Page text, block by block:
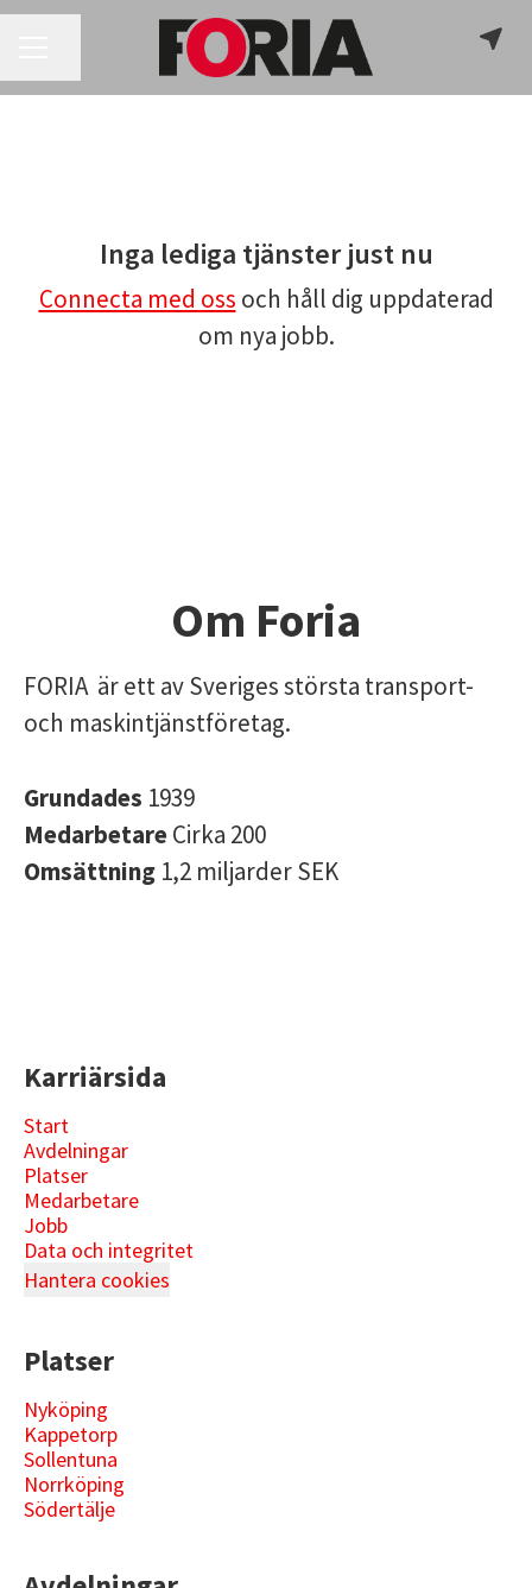
Inga lediga tjänster just nu
Connecta med oss och håll dig uppdaterad
om nya jobb.
Om Foria
FORIA är ett av Sveriges största transport-
och maskintjänstföretag.
Grundades 1939
MedarbetareCirka 200
Omsättning 1,2 miljarder SEK
Karriärsida
Start
Avdelningar
Platser
Medarbetare
Jobb
Data och integritet
Hantera cookies
Platser
Nyköping
Kappetorp
Sollentuna
Norrköping
Södertälje